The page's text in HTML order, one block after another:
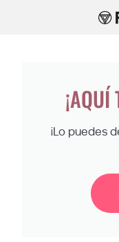
¡Lo puedes